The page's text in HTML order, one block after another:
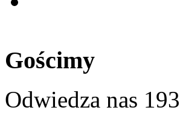
Gościmy
Odwiedza nas